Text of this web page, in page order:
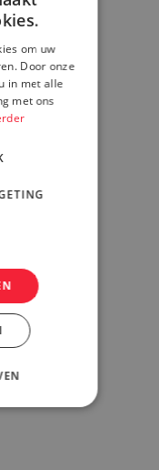
om uw
Door onze
in met alle
met ons